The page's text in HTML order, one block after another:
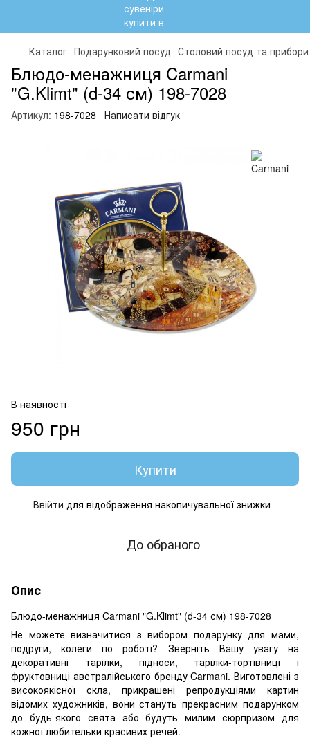
Каталог Подарунковий посуд Столовий посуд та прибори
Блюдо-менажниця Carmani
"G.Klimt" (d-34 см) 198-7028
Артикул: 198-7028 Написати відгук
В наявності
950 грн
Купити
Ввійти для відображення накопичувальної знижки
До обраного
Опис
Блюдо-менажниця Carmani "G.Klimt" (d-34 см) 198-7028
Не можете визначитися з вибором подарунку для мами,
подруги, колеги по роботі? Зверніть Вашу увагу на
декоративні тарілки, підноси, тарілки-тортівниці і
фруктовниці австралійського бренду Carmani. Виготовлені з
високоякісної скла, прикрашені репродукціями картин
відомих художників, вони стануть прекрасним подарунком
до будь-якого свята або будуть милим сюрпризом для
кожної любительки красивих речей.